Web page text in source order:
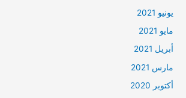
يونيو 2021
مايو 2021
أبريل 2021
مارس 2021
أكتوبر 2020